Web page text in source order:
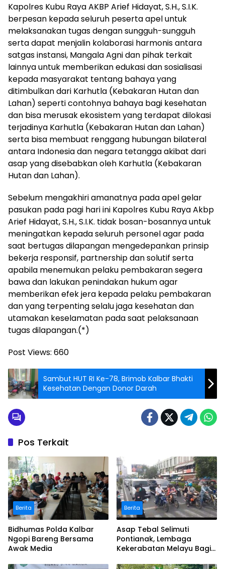
Kapolres Kubu Raya AKBP Arief Hidayat, S.H., S.I.K.
berpesan kepada seluruh peserta apel untuk
melaksanakan tugas dengan sungguh-sungguh
serta dapat menjalin kolaborasi harmonis antara
satgas instansi, Mangala Agni dan pihak terkait
lainnya untuk memberikan edukasi dan sosialisasi
kepada masyarakat tentang bahaya yang
ditimbulkan dari Karhutla (Kebakaran Hutan dan
Lahan) seperti contohnya bahaya bagi kesehatan
dan bisa merusak ekosistem yang terdapat dilokasi
terjadinya Karhutla (Kebakaran Hutan dan Lahan)
serta bisa membuat renggang hubungan bilateral
antara Indonesia dan negara tetangga akibat dari
asap yang disebabkan oleh Karhutla (Kebakaran
Hutan dan Lahan).
Sebelum mengakhiri amanatnya pada apel gelar
pasukan pada pagi hari ini Kapolres Kubu Raya Akbp
Arief Hidayat, S.H., S.I.K. tidak bosan-bosannya untuk
meningatkan kepada seluruh personel agar pada
saat bertugas dilapangan mengedepankan prinsip
bekerja responsif, partnership dan solutif serta
apabila menemukan pelaku pembakaran segera
bawa dan lakukan penindakan hukum agar
memberikan efek jera kepada pelaku pembakaran
dan yang terpenting selalu jaga kesehatan dan
utamakan keselamatan pada saat pelaksanaan
tugas dilapangan.(*)
Post Views: 660
Sambut HUT RI Ke-78, Brimob Kalbar Bhakti
Kesehatan Dengan Donor Darah
Pos Terkait
Berita
Bidhumas Polda Kalbar
Ngopi Bareng Bersama
Awak Media
Berita
Asap Tebal Selimuti
Pontianak, Lembaga
Kekerabatan Melayu Bagi